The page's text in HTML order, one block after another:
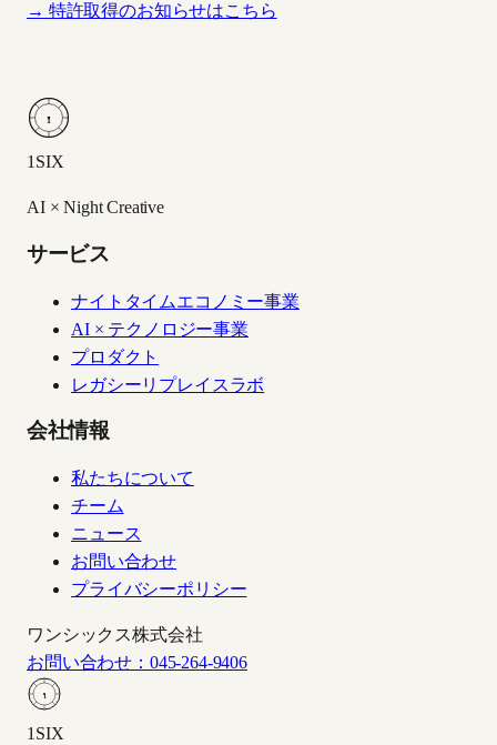
→ 特許取得のお知らせはこちら
1
1SIX
AI × Night Creative
サービス
ナイトタイムエコノミー事業
AI × テクノロジー事業
プロダクト
レガシーリプレイスラボ
会社情報
私たちについて
チーム
ニュース
お問い合わせ
プライバシーポリシー
ワンシックス株式会社
お問い合わせ：045-264-9406
1
1SIX